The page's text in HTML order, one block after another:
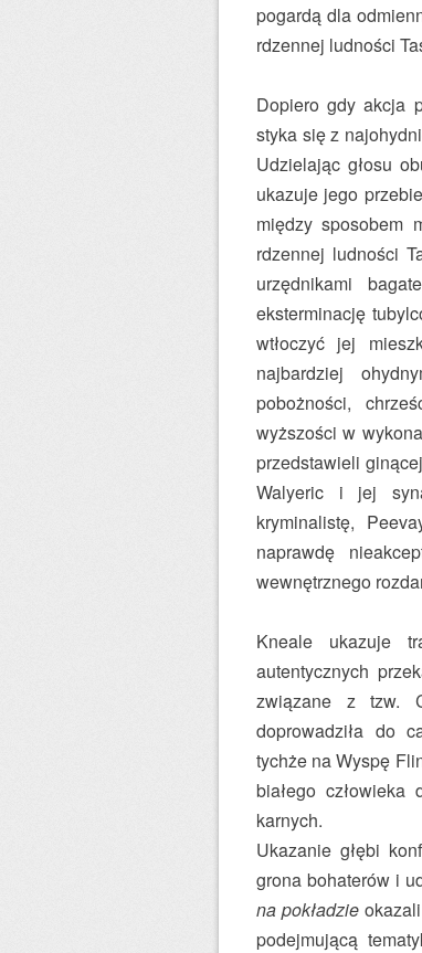
pogardą dla
rdzennej ludności
Dopiero gdy akcja
styka się z
Udzielając głosu
ukazuje jego
między sposobem
rdzennej ludności
urzędnikami
eksterminację
wtłoczyć jej
najbardziej
pobożności,
wyższości w
przedstawieli
Walyeric i jej
kryminalistę,
naprawdę
wewnętrznego
Kneale ukazuje
autentycznych
związane z tzw.
doprowadziła do
tychże na Wyspę
białego człowieka
karnych.
Ukazanie głębi
grona bohaterów i
na pokładzie
podejmującą